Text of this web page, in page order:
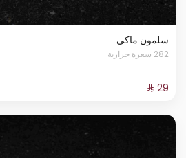
سلمون ماكي
282 سعرة حرارية